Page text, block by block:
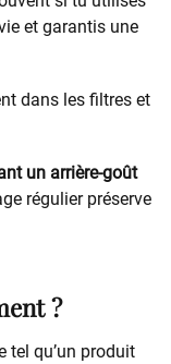
et garantis une
dans les filtres et
un arrière-goût
régulier préserve
?
tel qu’un produit